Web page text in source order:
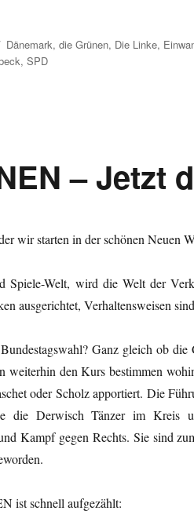
Schlagwörter
Dänemark,die Grünen, Die Linke,
,SPD
– Jetzt
wir starten in der schönen Neuen
Spiele-Welt, wird die Welt der
ausgerichtet, Verhaltensweisen
Ganz gleich ob
den Kurs bestimmen
oder Scholz apportiert. Die
die Derwisch Tänzer im Kreis
Kampf gegen Rechts. Sie sind
ist schnell aufgezählt: